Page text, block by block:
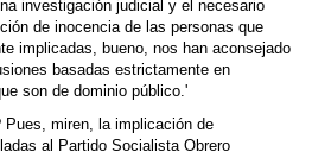
investigación judicial y el necesario
de inocencia de las personas que
implicadas, bueno, nos han aconsejado
basadas estrictamente en
son de dominio público.'
miren, la implicación de
al Partido Socialista Obrero